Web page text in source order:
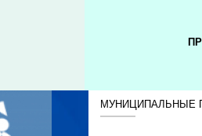
МУНИЦИПАЛЬНЫЕ